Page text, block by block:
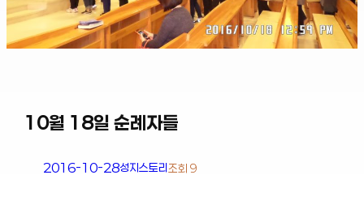
10월 18일 순례자들
2016-10-28성지스토리조회 9